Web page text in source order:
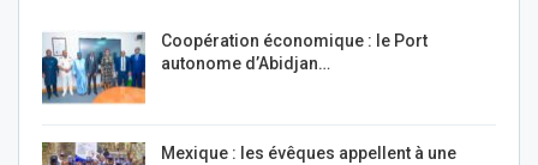
Coopération économique : le Port
autonome d’Abidjan…
Mexique : les évêques appellent à une